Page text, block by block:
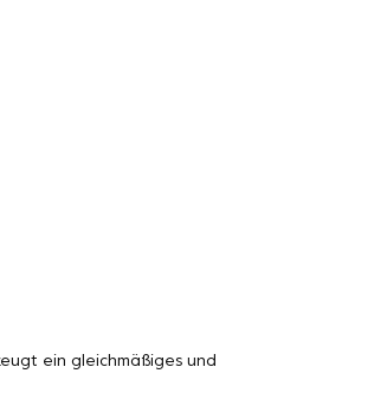
ein gleichmäßiges und